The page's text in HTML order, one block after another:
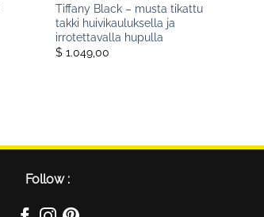
Tiffany Black – musta tikattu
takki huivikauluksella ja
irrotettavalla hupulla
$ 1.049,00
Follow :